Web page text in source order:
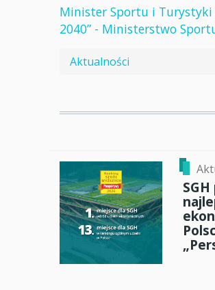
Minister Sportu i Turystyki
2040” - Ministerstwo
Aktualności